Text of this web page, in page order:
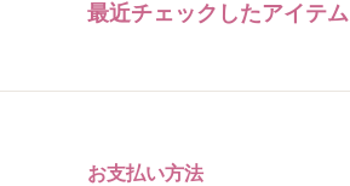
最近チェックしたアイテム
お支払い方法